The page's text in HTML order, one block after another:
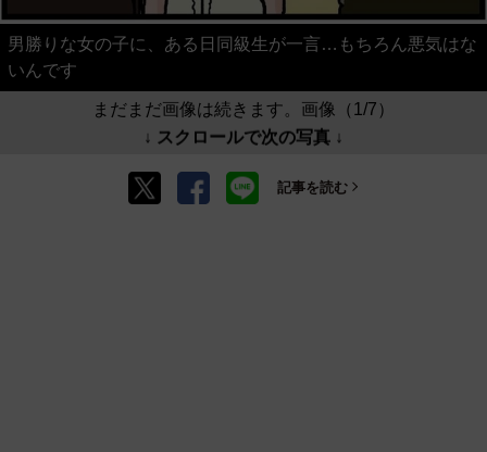
男勝りな女の子に、ある日同級生が一言…もちろん悪気はな
いんです
まだまだ画像は続きます。画像（1/7）
↓ スクロールで次の写真 ↓
記事を読む